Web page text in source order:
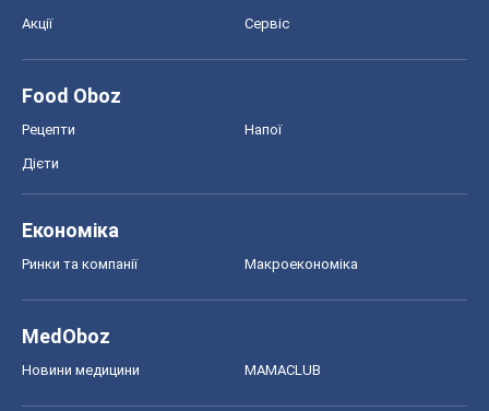
Акції Сервіс
Food Oboz
Рецепти Напої
Дієти
Економіка
Ринки та компанії Макроекономіка
MedOboz
Новини медицини MAMACLUB